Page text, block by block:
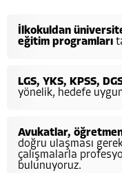
İlkokuldan
eğitim programları
LGS, YKS, KPSS,
yönelik, hedefe
Avukatlar,
doğru ulaşması
çalışmalarla
bulunuyoruz.